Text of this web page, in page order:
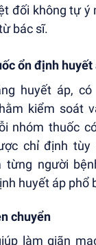
đối không tự ý
bác sĩ.
ổn định huyết
huyết áp,
kiểm soát
nhóm thuốc
chỉ định
từng người
huyết áp phổ
chuyển
làm giãn